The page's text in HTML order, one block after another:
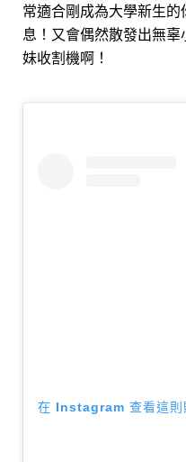
常適合剛成為大學新生
息！又會偶然散發出無
妹收割機啊！
在 Instagram 查看這則